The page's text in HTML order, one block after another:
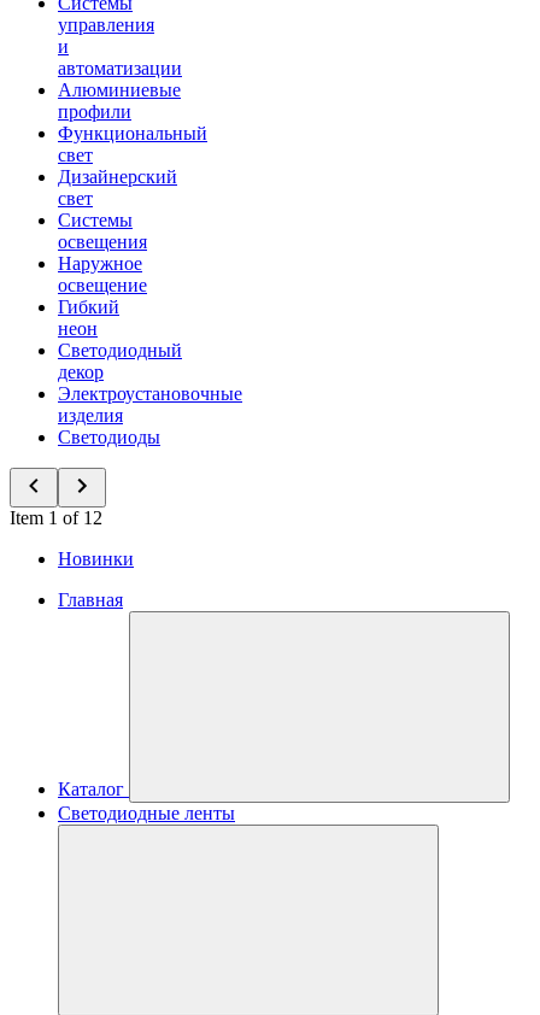
управления
и
автоматизации
Алюминиевые
профили
Функциональный
свет
Дизайнерский
свет
Системы
освещения
Наружное
освещение
Гибкий
неон
Светодиодный
декор
Электроустановочные
изделия
Светодиоды
Item 1 of 12
Новинки
Главная
Каталог
Светодиодные ленты